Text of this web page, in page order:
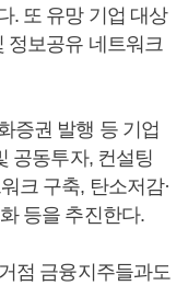
. 또 유망 기업 대상
정보공유 네트워크
증권 발행 등 기업
공동투자, 컨설팅
크 구축, 탄소저감·
등을 추진한다.
점 금융지주들과도